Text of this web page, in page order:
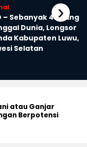
– Sebanyak 4 Orang
Dunia, Longsor
Kabupaten Luwu,
Selatan
›
atau Ganjar
Berpotensi